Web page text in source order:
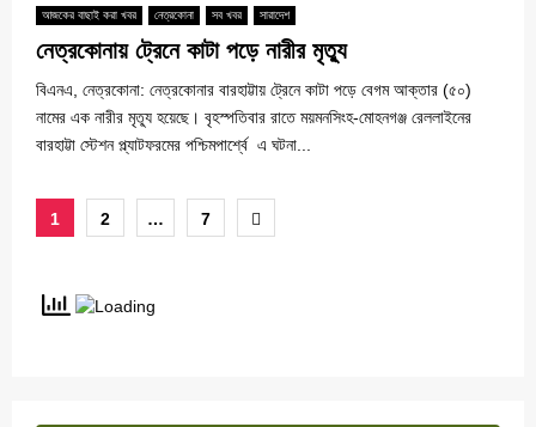
আজকের বাছাই করা খবর নেত্রকোনা সব খবর সারাদেশ
নেত্রকোনায় ট্রেনে কাটা পড়ে নারীর মৃত্যু
বিএনএ, নেত্রকোনা: নেত্রকোনার বারহাট্টায় ট্রেনে কাটা পড়ে বেগম আক্তার (৫০)
নামের এক নারীর মৃত্যূ হয়েছে। বৃহস্পতিবার রাতে ময়মনসিংহ-মোহনগঞ্জ রেললাইনের
বারহাট্টা স্টেশন প্ল্যাটফরমের পশ্চিমপার্শ্বে এ ঘটনা...
Posts
1 2 … 7